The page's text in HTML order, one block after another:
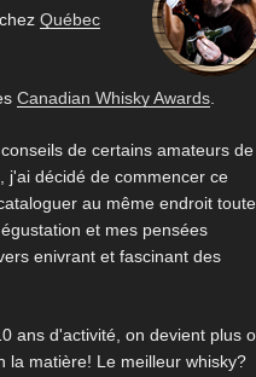
Québec
Canadian Whisky Awards.
de certains amateurs de
j'ai décidé de commencer ce
au même endroit
et mes pensées
enivrant et fascinant des
ans d'activité, on devient plus
la matière! Le meilleur whisky?